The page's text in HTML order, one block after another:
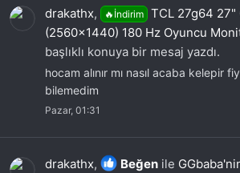
drakathx, 🔥İndirim
TCL 27g64 27"
(2560×1440) 180 Hz Oyuncu
başlıklı konuya bir mesaj yazdı.
hocam alınır mı nasıl acaba kelepir
bilemedim
Pazar, 01:31
drakathx, Beğen ile